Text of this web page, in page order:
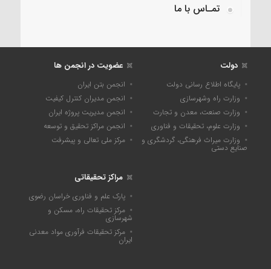
تمـاس با ما
دولت
پایگاه اطلاع رسانی دولت
وزارت راه وشهرسازی
وزارت صنعت، معدن و تجارت
وزارت علوم، تحقیقات و فناوری
وزارت میراث فرهنگی، گردشگری و
صنایع دستی
عضویت در انجمن ها
انجمن بتن ایران
انجمن مدیران کنترل کیفیت
انجمن مدیریت پروژه ایران
انجمن مراکز تحقیق و توسعه
مرکز ملی تعالی و پیشرفت
مراکز تحقیقاتی
پارک علم و فناوری خراسان رضوی
مرکز تحقیقات راه، مسکن و
شهرسازی
مرکز تحقیقات فرآوری مواد معدنی
ایران